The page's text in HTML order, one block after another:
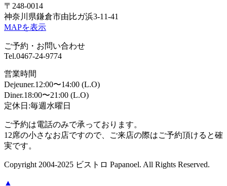
〒248-0014
神奈川県鎌倉市由比ガ浜3-11-41
MAPを表示
ご予約・お問い合わせ
Tel.0467-24-9774
営業時間
Dejeuner.12:00〜14:00 (L.O)
Diner.18:00〜21:00 (L.O)
定休日:毎週水曜日
ご予約は電話のみで承っております。
12席の小さなお店ですので、ご来店の際はご予約頂けると確
実です。
Copyright 2004-2025 ビストロ Papanoel. All Rights Reserved.
▲